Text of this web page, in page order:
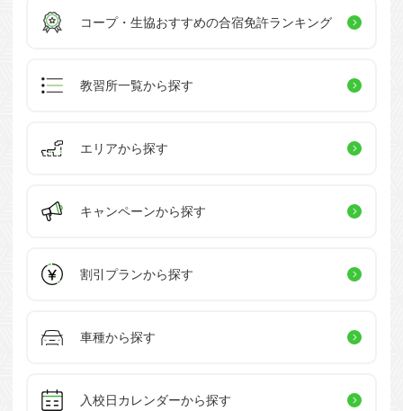
コープ・生協おすすめの合宿免許ランキング
教習所一覧から探す
エリアから探す
キャンペーンから探す
割引プランから探す
車種から探す
入校日カレンダーから探す